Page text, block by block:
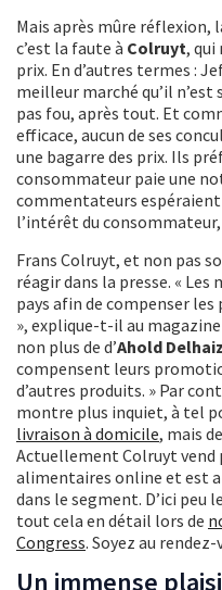
Mais après mûre réflexion,
c’est la faute à Colruyt, qui
prix. En d’autres termes :
meilleur marché qu’il
pas fou, après tout. Et
efficace, aucun de ses
une bagarre des prix. Ils
consommateur paie une
commentateurs
l’intérêt du consommateur,
Frans Colruyt, et non pas
réagir dans la presse. «
pays afin de compenser
», explique-t-il au
non plus de d’Ahold
compensent leurs
d’autres produits. » Par
montre plus inquiet, à tel
livraison à domicile, mais
Actuellement Colruyt vend
alimentaires online et est
dans le segment. D’ici peu
tout cela en détail lors de
Congress. Soyez au rendez-
Un immense